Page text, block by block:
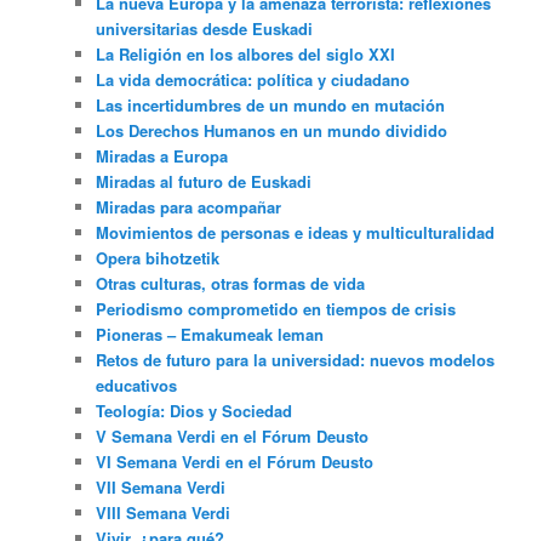
universitarias desde Euskadi
La Religión en los albores del siglo XXI
La vida democrática: política y ciudadano
Las incertidumbres de un mundo en mutación
Los Derechos Humanos en un mundo dividido
Miradas a Europa
Miradas al futuro de Euskadi
Miradas para acompañar
Movimientos de personas e ideas y multiculturalidad
Opera bihotzetik
Otras culturas, otras formas de vida
Periodismo comprometido en tiempos de crisis
Pioneras – Emakumeak leman
Retos de futuro para la universidad: nuevos modelos
educativos
Teología: Dios y Sociedad
V Semana Verdi en el Fórum Deusto
VI Semana Verdi en el Fórum Deusto
VII Semana Verdi
VIII Semana Verdi